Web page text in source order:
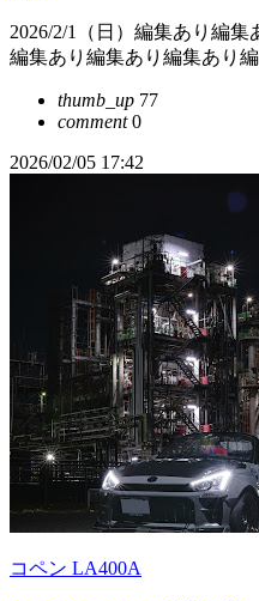
2026/2/1（日）編集あり編
編集あり編集あり編集あり
thumb_up 77
comment0
2026/02/05 17:42
コペン LA400A